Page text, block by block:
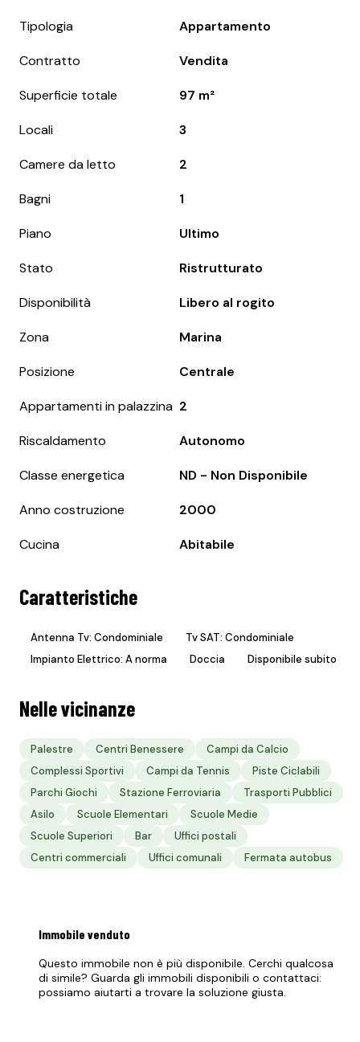
Tipologia Appartamento
Contratto Vendita
Superficie totale 97 m²
Locali 3
Camere da letto 2
Bagni 1
Piano Ultimo
Stato Ristrutturato
Disponibilità Libero al rogito
Zona Marina
Posizione Centrale
Appartamenti in palazzina 2
Riscaldamento Autonomo
Classe energetica ND - Non Disponibile
Anno costruzione 2000
Cucina Abitabile
Caratteristiche
Antenna Tv: Condominiale
Tv SAT: Condominiale
Impianto Elettrico: A norma
Doccia Disponibile subito
Nelle vicinanze
Palestre Centri Benessere
Campi da Calcio
Complessi Sportivi
Campi da Tennis
Piste Ciclabili
Parchi Giochi
Stazione Ferroviaria
Trasporti Pubblici
Asilo
Scuole Elementari
Scuole Medie
Scuole Superiori
Bar
Uffici postali
Centri commerciali
Uffici comunali Fermata autobus
Immobile venduto
Questo immobile non è più disponibile. Cerchi qualcosa
di simile? Guarda gli immobili disponibili o contattaci:
possiamo aiutarti a trovare la soluzione giusta.